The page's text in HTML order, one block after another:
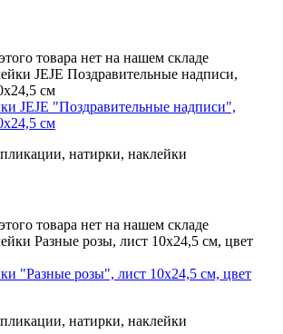
товара нет на нашем складе
JEJE "Поздравительные надписи",
см
натирки, наклейки
товара нет на нашем складе
"Разные розы", лист 10x24,5 см, цвет
натирки, наклейки